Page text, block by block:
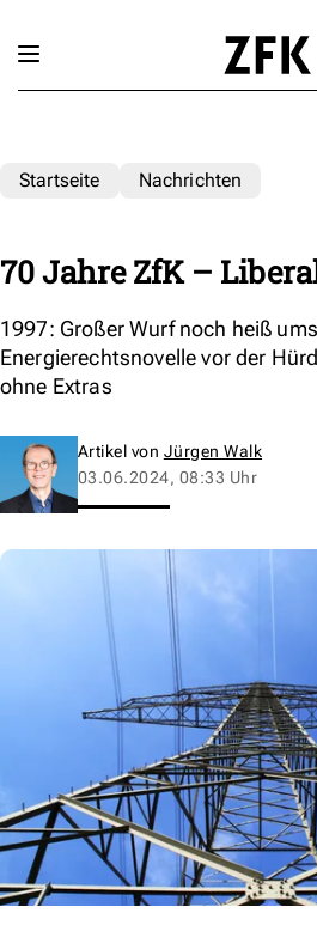
Startseite Nachrichten
70 Jahre ZfK –
1997: Großer Wurf noch heiß
Energierechtsnovelle vor der
ohne Extras
Artikel von Jürgen Walk
03.06.2024, 08:33 Uhr